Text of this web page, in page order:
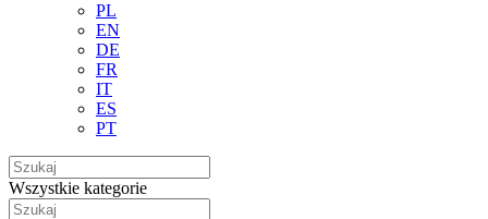
PL
EN
DE
FR
IT
ES
PT
Wszystkie kategorie